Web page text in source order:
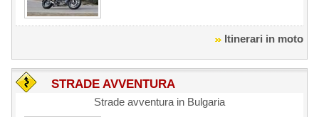
Itinerari in moto
STRADE AVVENTURA
Strade avventura in Bulgaria